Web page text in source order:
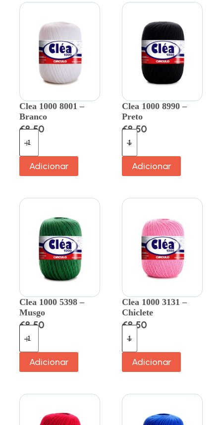
Clea 1000 8001 –
Branco
€8.50
Adicionar
Clea 1000 8990 –
Preto
€8.50
Adicionar
Clea 1000 5398 –
Musgo
€8.50
Adicionar
Clea 1000 3131 –
Chiclete
€8.50
Adicionar